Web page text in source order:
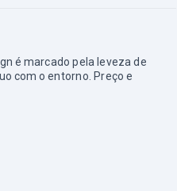
é marcado pela leveza de
com o entorno. Preço e